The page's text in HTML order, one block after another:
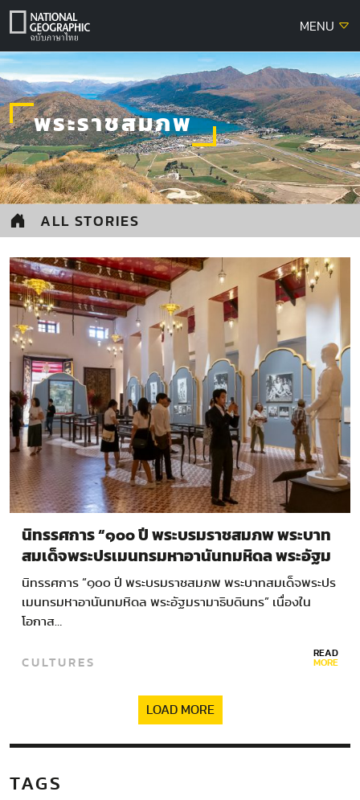
Skip
MENU
พระราชสมภพ
ALL STORIES
นิทรรศการ “๑๐๐ ปี พระบรมราชสมภพ พระบาท
สมเด็จพระปรเมนทรมหาอานันทมหิดล พระอัฐม
รามาธิบดินทร”
นิทรรศการ “๑๐๐ ปี พระบรมราชสมภพ พระบาทสมเด็จพระปร
เมนทรมหาอานันทมหิดล พระอัฐมรามาธิบดินทร” เนื่องใน
โอกาส…
CULTURES READ
MORE
LOAD MORE
TAGS